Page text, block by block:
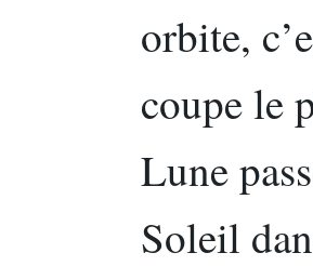
orbite,
coupe le
Lune
Soleil